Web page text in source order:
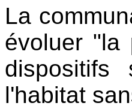
La
évoluer "la
dispositifs
l'habitat